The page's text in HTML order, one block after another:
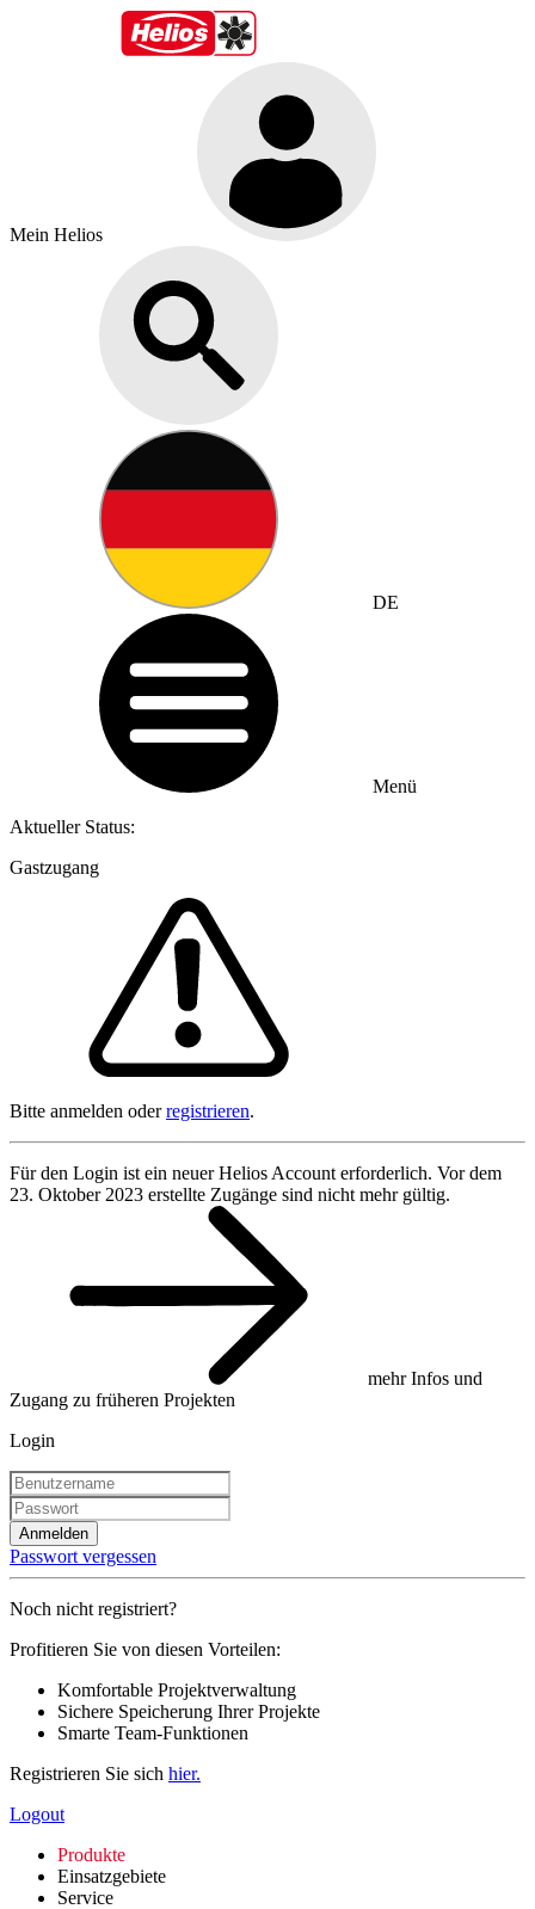
Mein Helios
DE
Menü
Aktueller Status:
Gastzugang
Bitte anmelden oderregistrieren.
Für den Login ist ein neuer Helios Account erforderlich. Vor dem
23. Oktober 2023 erstellte Zugänge sind nicht mehr gültig.
mehr Infos und
Zugang zu früheren Projekten
Login
Anmelden
Passwort vergessen
Noch nicht registriert?
Profitieren Sie von diesen Vorteilen:
Komfortable Projektverwaltung
Sichere Speicherung Ihrer Projekte
Smarte Team-Funktionen
Registrieren Sie sich hier.
Logout
Produkte
Einsatzgebiete
Service